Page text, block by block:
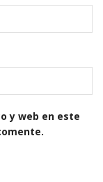
y web en este